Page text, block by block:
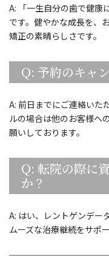
A: 「一生自分の歯で健康
です。健やかな成長を、
矯正の素晴らしさです。
Q: 予約のキャ
A: 前日までにご連絡いた
ルの場合は他のお客様へ
願いしております。
Q: 転院の際に
か？
A: はい、レントゲンデー
ムーズな治療継続をサポ